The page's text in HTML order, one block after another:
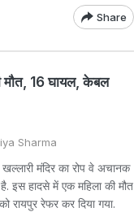
Share
मौत, 16 घायल, केबल
Sharma
मंदिर का रोप वे अचानक
इस हादसे में एक महिला की मौत
रायपुर रेफर कर दिया गया.